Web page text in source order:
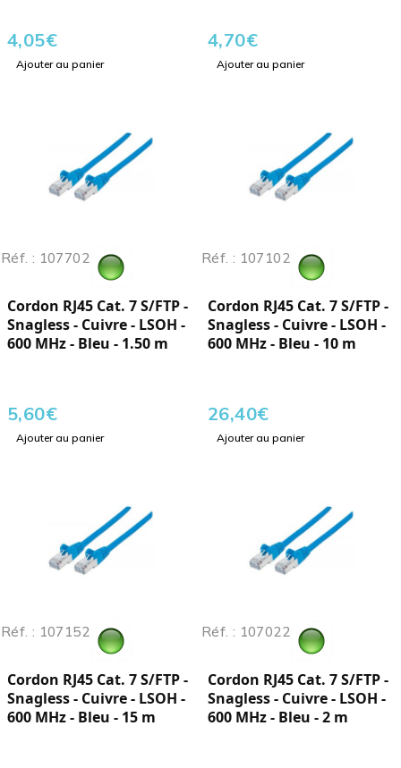
4,05€
Ajouter au panier
4,70€
Ajouter au panier
Réf. : 107702
Cordon RJ45 Cat. 7 S/FTP -
Snagless - Cuivre - LSOH -
600 MHz - Bleu - 1.50 m
5,60€
Ajouter au panier
Réf. : 107102
Cordon RJ45 Cat. 7 S/FTP -
Snagless - Cuivre - LSOH -
600 MHz - Bleu - 10 m
26,40€
Ajouter au panier
Réf. : 107152
Cordon RJ45 Cat. 7 S/FTP -
Snagless - Cuivre - LSOH -
600 MHz - Bleu - 15 m
Réf. : 107022
Cordon RJ45 Cat. 7 S/FTP -
Snagless - Cuivre - LSOH -
600 MHz - Bleu - 2 m